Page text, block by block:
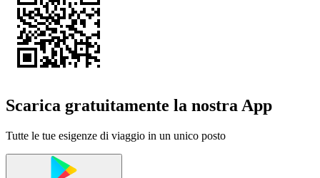
Scarica gratuitamente la nostra App
Tutte le tue esigenze di viaggio in un unico posto